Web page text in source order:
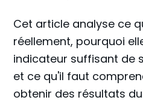
Cet article analyse ce
réellement, pourquoi
indicateur suffisant de
et ce qu'il faut
obtenir des résultats